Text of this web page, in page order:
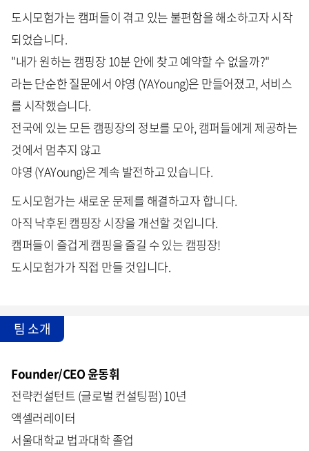
도시모험가는 캠퍼들이 겪고 있는 불편함을 해소하고자 시작
되었습니다.
"내가 원하는 캠핑장 10분 안에 찾고 예약할 수 없을까?"
라는 단순한 질문에서 야영 (YAYoung)은 만들어졌고, 서비스
를 시작했습니다.
전국에 있는 모든 캠핑장의 정보를 모아, 캠퍼들에게 제공하는
것에서 멈추지 않고
야영 (YAYoung)은 계속 발전하고 있습니다.
도시모험가는 새로운 문제를 해결하고자 합니다.
아직 낙후된 캠핑장 시장을 개선할 것입니다.
캠퍼들이 즐겁게 캠핑을 즐길 수 있는 캠핑장!
도시모험가가 직접 만들 것입니다.
팀 소개
Founder/CEO 윤동휘
전략컨설턴트 (글로벌 컨설팅펌) 10년
액셀러레이터
서울대학교 법과대학 졸업